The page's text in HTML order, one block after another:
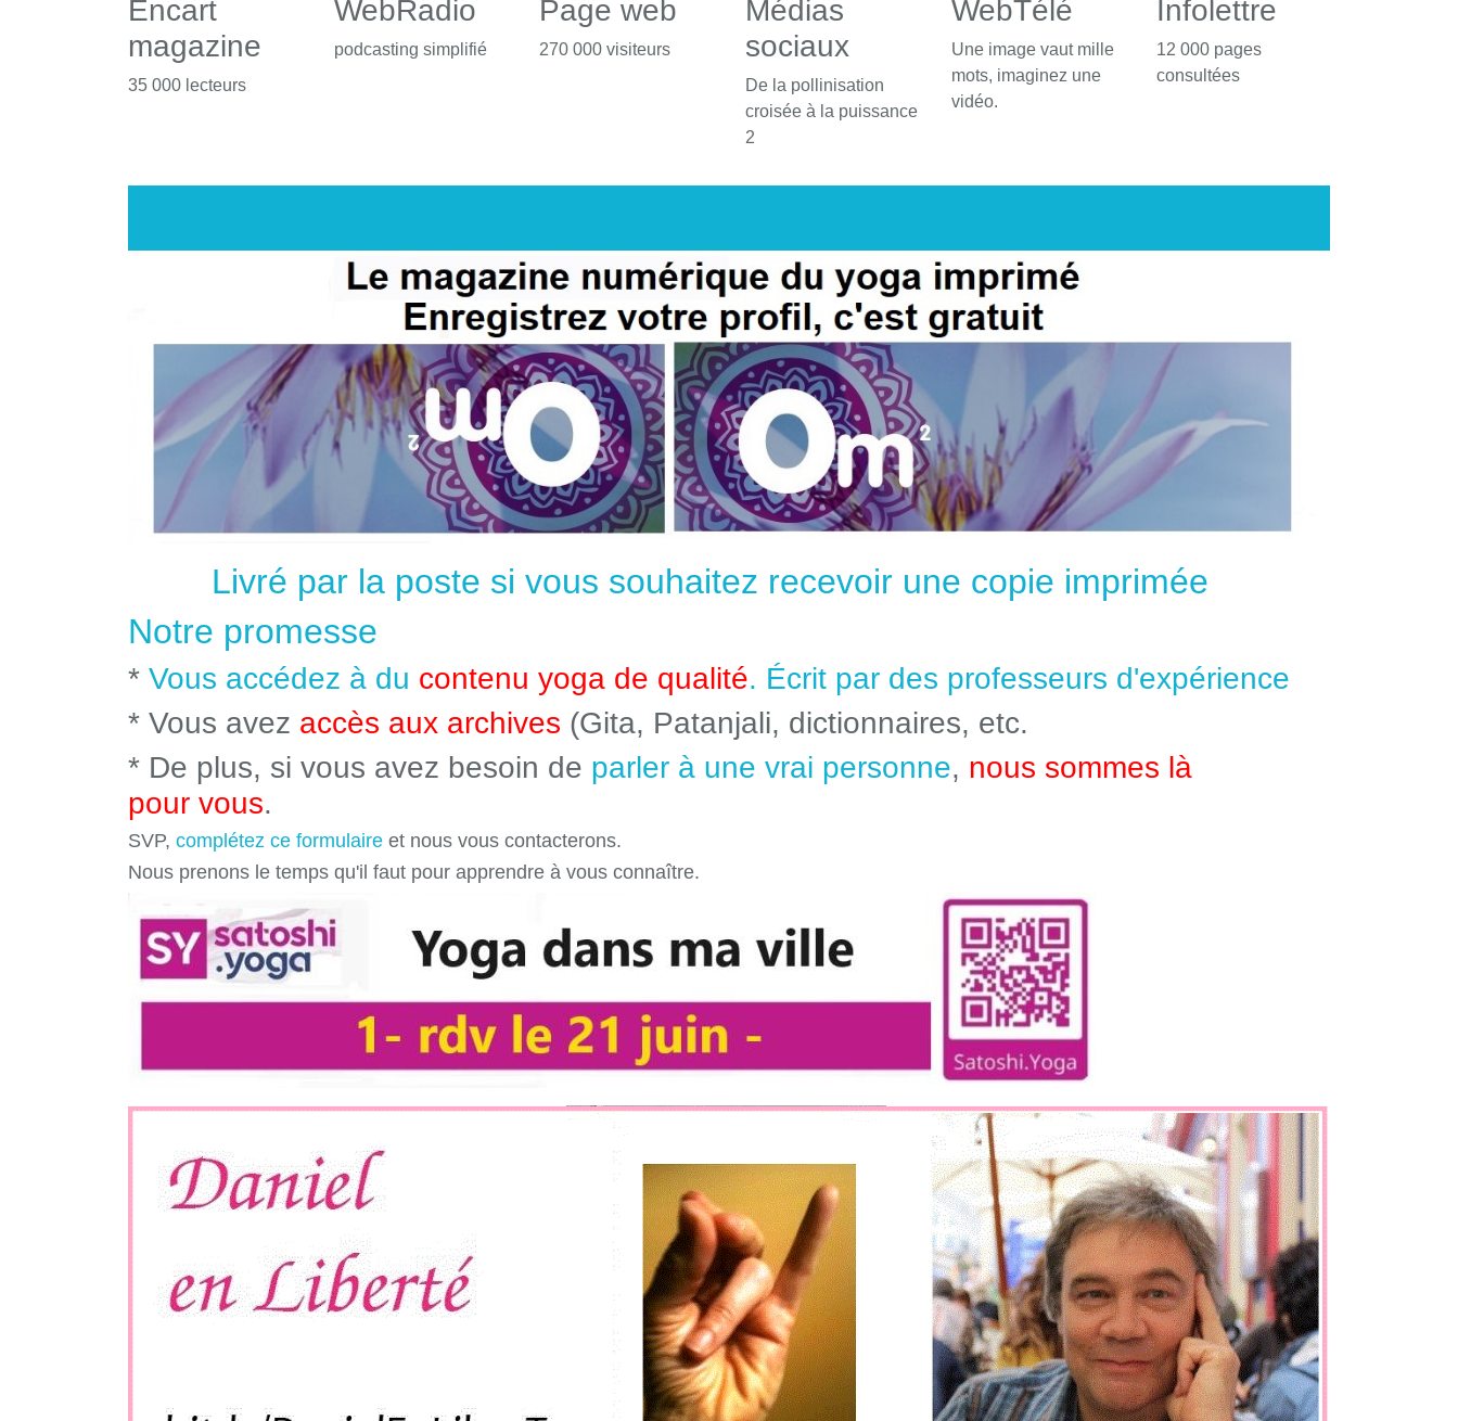
Encart
magazine
35 000 lecteurs
WebRadio
podcasting simplifié
Page web
270 000 visiteurs
Médias
sociaux
De la pollinisation
croisée à la puissance
2
WebTélé
Une image vaut mille
mots, imaginez une
vidéo.
Infolettre
12 000 pages
consultées
Livré par la poste si vous souhaitez recevoir une copie imprimée
Notre promesse
* Vous accédez à du contenu yoga de qualité. Écrit par des professeurs d'expérience
* Vous avez accès aux archives (Gita, Patanjali, dictionnaires, etc.
* De plus, si vous avez besoin de parler à une vrai personne, nous sommes là
pour vous.
SVP, complétez ce formulaire et nous vous contacterons.
Nous prenons le temps qu'il faut pour apprendre à vous connaître.